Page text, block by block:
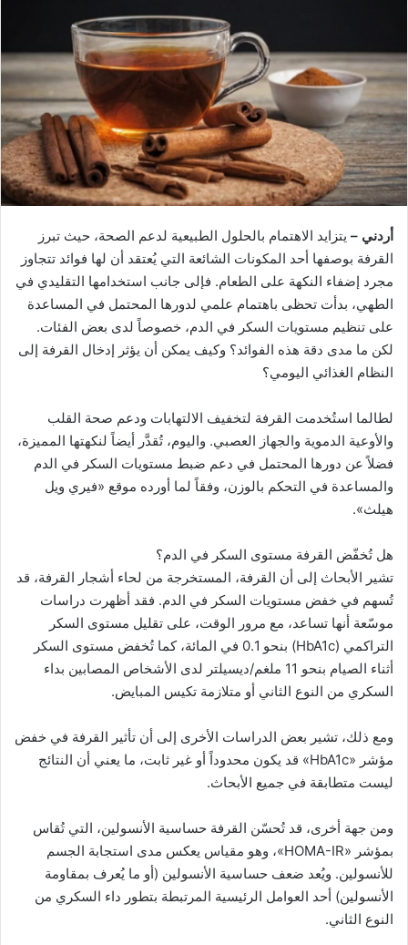
أردني – يتزايد الاهتمام بالحلول الطبيعية لدعم الصحة، حيث تبرز
القرفة بوصفها أحد المكونات الشائعة التي يُعتقد أن لها فوائد تتجاوز
مجرد إضفاء النكهة على الطعام. فإلى جانب استخدامها التقليدي في
الطهي، بدأت تحظى باهتمام علمي لدورها المحتمل في المساعدة
على تنظيم مستويات السكر في الدم، خصوصاً لدى بعض الفئات.
لكن ما مدى دقة هذه الفوائد؟ وكيف يمكن أن يؤثر إدخال القرفة إلى
النظام الغذائي اليومي؟
لطالما استُخدمت القرفة لتخفيف الالتهابات ودعم صحة القلب
والأوعية الدموية والجهاز العصبي. واليوم، تُقدَّر أيضاً لنكهتها المميزة،
فضلاً عن دورها المحتمل في دعم ضبط مستويات السكر في الدم
والمساعدة في التحكم بالوزن، وفقاً لما أورده موقع «فيري ويل
هيلث».
هل تُخفّض القرفة مستوى السكر في الدم؟
تشير الأبحاث إلى أن القرفة، المستخرجة من لحاء أشجار القرفة، قد
تُسهم في خفض مستويات السكر في الدم. فقد أظهرت دراسات
موسّعة أنها تساعد، مع مرور الوقت، على تقليل مستوى السكر
التراكمي (HbA1c) بنحو 0.1 في المائة، كما تُخفض مستوى السكر
أثناء الصيام بنحو 11 ملغم/ديسيلتر لدى الأشخاص المصابين بداء
السكري من النوع الثاني أو متلازمة تكيس المبايض.
ومع ذلك، تشير بعض الدراسات الأخرى إلى أن تأثير القرفة في خفض
مؤشر «HbA1c» قد يكون محدوداً أو غير ثابت، ما يعني أن النتائج
ليست متطابقة في جميع الأبحاث.
ومن جهة أخرى، قد تُحسّن القرفة حساسية الأنسولين، التي تُقاس
بمؤشر «HOMA-IR»، وهو مقياس يعكس مدى استجابة الجسم
للأنسولين. ويُعد ضعف حساسية الأنسولين (أو ما يُعرف بمقاومة
الأنسولين) أحد العوامل الرئيسية المرتبطة بتطور داء السكري من
النوع الثاني.